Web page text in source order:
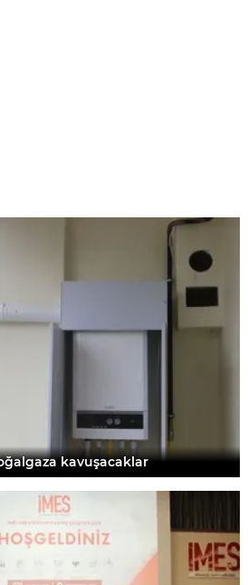
kavuşacaklar